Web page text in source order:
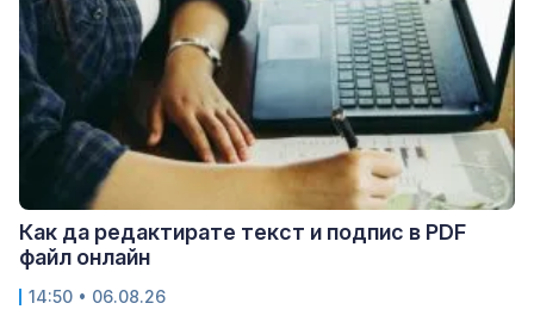
Как да редактирате текст и подпис в PDF
файл онлайн
14:50 • 06.08.26